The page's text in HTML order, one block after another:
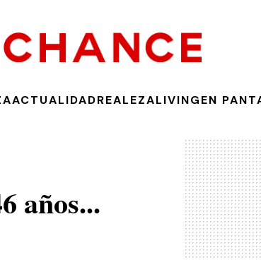
ACTUALIDADREALEZALIVINGEN
años...